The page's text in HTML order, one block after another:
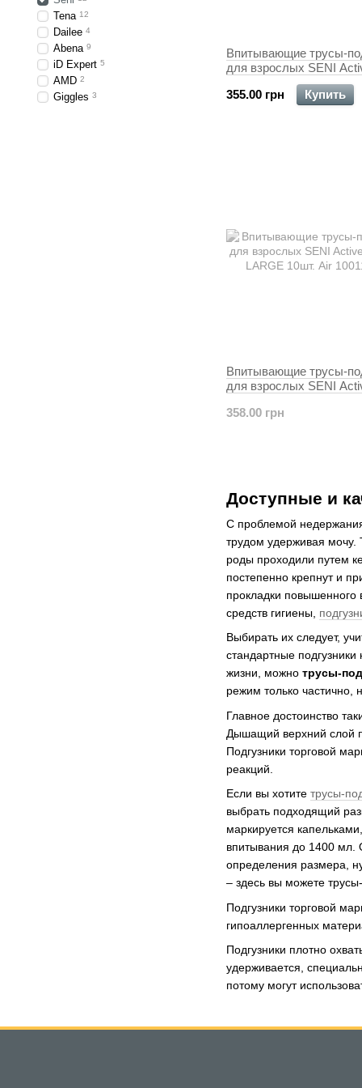
Доступные и
С проблемой
трудом удерживая
роды проходили путем
постепенно крепнут и
прокладки
средств гигиены,
Выбирать их следует,
стандартные
жизни, можно трусы-
режим только частично,
Главное достоинство
Дышащий верхний слой
Подгузники торговой
реакций.
Если вы хотите трусы-
выбрать подходящий
маркируется
впитывания до 1400 мл.
определения размера,
– здесь вы можете трусы-
Подгузники торговой
гипоаллергенных
Подгузники плотно
удерживается,
потому могут
Впитывающие трусы-
для взрослых SENI
1 SMALL 10 шт.
355.00 грн
Купить
Впитывающие трусы-
для взрослых SENI
358.00 грн
Tena 12
Dailee 4
Abena 9
iD Expert 5
AMD 2
Giggles 3